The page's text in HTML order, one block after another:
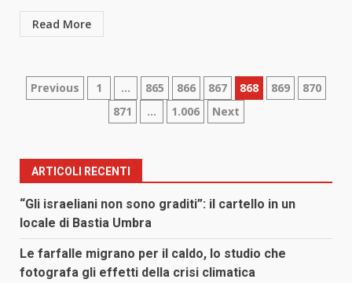
Read More
Paginazione
articoli
Previous 1 … 865 866 867 868 869
870
871
… 1.006 Next
ARTICOLI RECENTI
“Gli israeliani non sono graditi”: il cartello in un
locale di Bastia Umbra
Le farfalle migrano per il caldo, lo studio che
fotografa gli effetti della crisi climatica